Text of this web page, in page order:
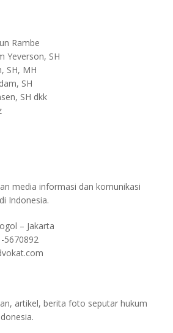
Rambe
Yeverson, SH
SH, MH
SH
SH dkk
media informasi dan komunikasi
Indonesia.
– Jakarta
5670892
artikel, berita foto seputar hukum